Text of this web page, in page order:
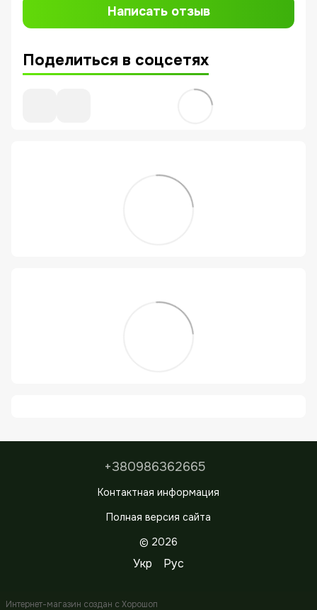
Написать отзыв
Поделиться в соцсетях
+380986362665
Контактная информация
Полная версия сайта
© 2026
Укр Рус
Интернет-магазин создан с Хорошоп